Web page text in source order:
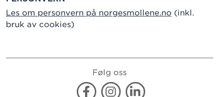
Les om personvern på norgesmollene.no (inkl.
bruk av cookies)
Følg oss